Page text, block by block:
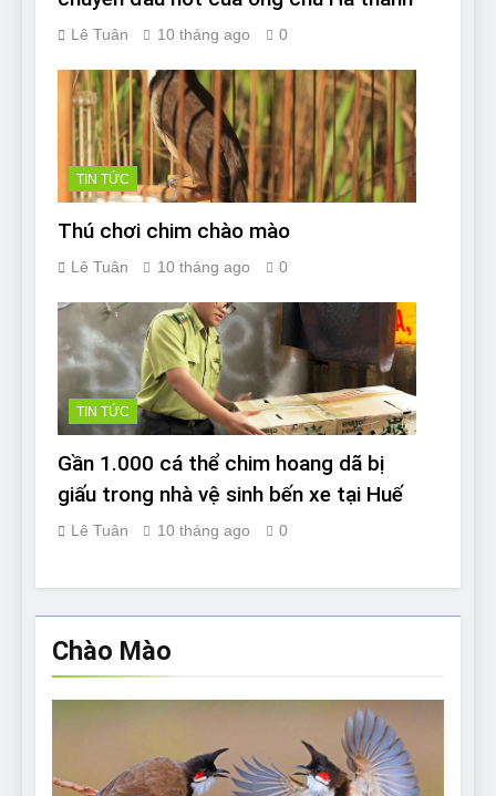
Lê Tuân 10 tháng ago 0
TIN TỨC
Thú chơi chim chào mào
Lê Tuân 10 tháng ago 0
TIN TỨC
Gần 1.000 cá thể chim hoang dã bị
giấu trong nhà vệ sinh bến xe tại Huế
Lê Tuân 10 tháng ago 0
Chào Mào